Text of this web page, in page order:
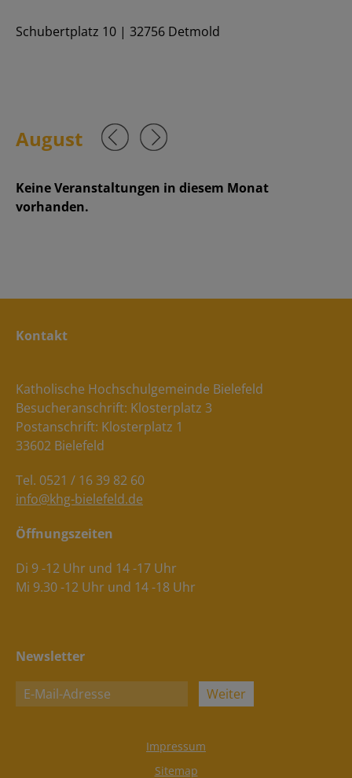
Schubertplatz 10 | 32756 Detmold
August
Keine Veranstaltungen in diesem Monat
vorhanden.
Kontakt
Katholische Hochschulgemeinde Bielefeld
Besucheranschrift: Klosterplatz 3
Postanschrift: Klosterplatz 1
33602 Bielefeld
Tel. 0521 / 16 39 82 60
info@khg-bielefeld.de
Öffnungszeiten
Di 9 -12 Uhr und 14 -17 Uhr
Mi 9.30 -12 Uhr und 14 -18 Uhr
Newsletter
Weiter
Impressum
Sitemap